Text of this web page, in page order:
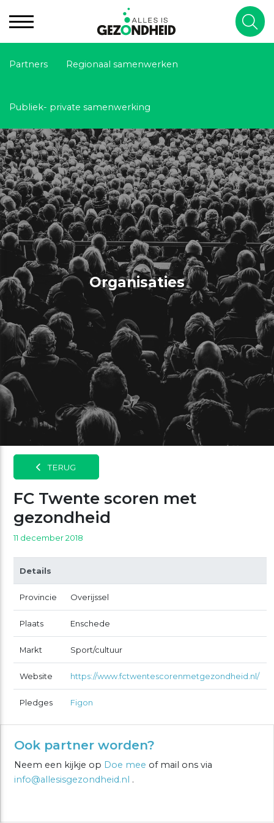
Partners Regionaal samenwerken
Publiek- private samenwerking
Organisaties
TERUG
FC Twente scoren met
gezondheid
11 december 2018
Details
Provincie Overijssel
Plaats Enschede
Markt Sport/cultuur
Website https://www.fctwentescorenmetgezondheid.nl/
Pledges Figon
Ook partner worden?
Neem een kijkje op Doe mee of mail ons via
info@allesisgezondheid.nl .